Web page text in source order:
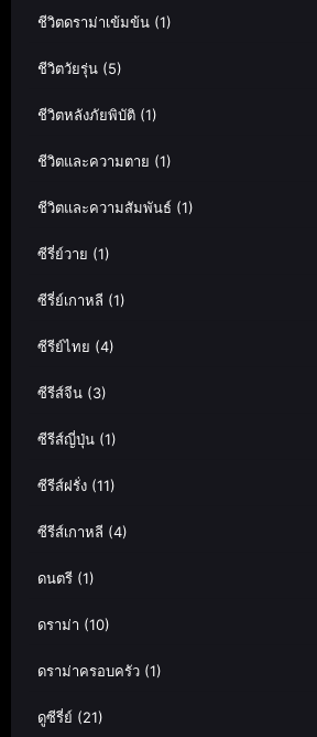
ชีวิตดราม่าเข้มข้น (1)
ชีวิตวัยรุ่น (5)
ชีวิตหลังภัยพิบัติ (1)
ชีวิตและความตาย (1)
ชีวิตและความสัมพันธ์ (1)
ซีรี่ย์วาย (1)
ซีรี่ย์เกาหลี (1)
ซีรีย์ไทย (4)
ซีรีส์จีน (3)
ซีรีส์ญี่ปุ่น (1)
ซีรีส์ฝรั่ง (11)
ซีรีส์เกาหลี (4)
ดนตรี (1)
ดราม่า (10)
ดราม่าครอบครัว (1)
ดูซีรี่ย์ (21)